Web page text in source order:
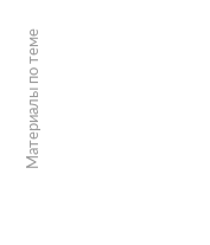
Материалы по теме